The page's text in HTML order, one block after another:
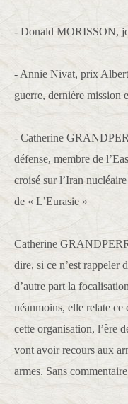
- Donald MORISSON,
- Annie Nivat, prix Albert
guerre, dernière mission
- Catherine
défense, membre de
croisé sur l’Iran
de « L’Eurasie »
Catherine
dire, si ce n’est rappeler
d’autre part la
néanmoins, elle relate
cette organisation, l’ère
vont avoir recours aux
armes. Sans